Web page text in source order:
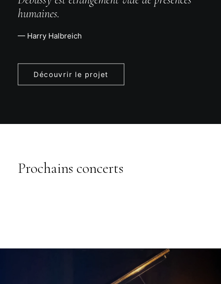
humaines.
— Harry Halbreich
Découvrir le projet
Prochains concerts